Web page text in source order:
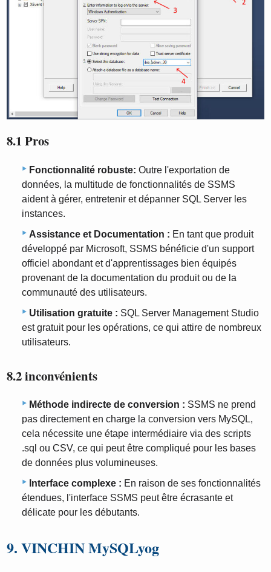
8.1 Pros
Fonctionnalité robuste: Outre l'exportation de
données, la multitude de fonctionnalités de SSMS
aident à gérer, entretenir et dépanner SQL Server les
instances.
Assistance et Documentation : En tant que produit
développé par Microsoft, SSMS bénéficie d'un support
officiel abondant et d'apprentissages bien équipés
provenant de la documentation du produit ou de la
communauté des utilisateurs.
Utilisation gratuite : SQL Server Management Studio
est gratuit pour les opérations, ce qui attire de nombreux
utilisateurs.
8.2 inconvénients
Méthode indirecte de conversion : SSMS ne prend
pas directement en charge la conversion vers MySQL,
cela nécessite une étape intermédiaire via des scripts
.sql ou CSV, ce qui peut être compliqué pour les bases
de données plus volumineuses.
Interface complexe : En raison de ses fonctionnalités
étendues, l'interface SSMS peut être écrasante et
délicate pour les débutants.
9. VINCHIN MySQLyog